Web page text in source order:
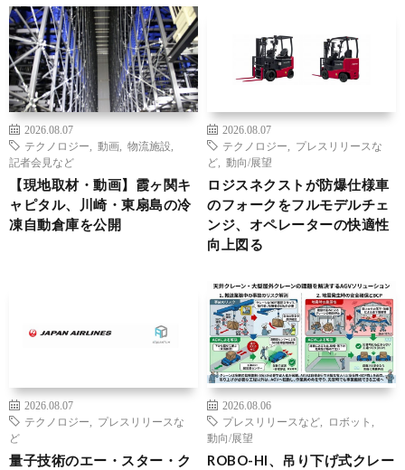
2026.08.07
テクノロジー
動画 物流施設
記者会見など
【現地取材・動画】霞ヶ関キ
ャピタル、川崎・東扇島の冷
凍自動倉庫を公開
2026.08.07
テクノロジー
プレスリリースな
ど
動向/展望
ロジスネクストが防爆仕様車
のフォークをフルモデルチェ
ンジ、オペレーターの快適性
向上図る
2026.08.07
テクノロジー
プレスリリースな
ど
量子技術のエー・スター・ク
2026.08.06
プレスリリースなど
ロボット
動向/展望
ROBO-HI、吊り下げ式クレー